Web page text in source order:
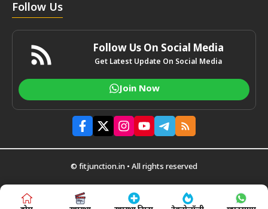
Follow Us
Follow Us On Social Media
Get Latest Update On Social Media
Join Now
© fitjunction.in • All rights reserved